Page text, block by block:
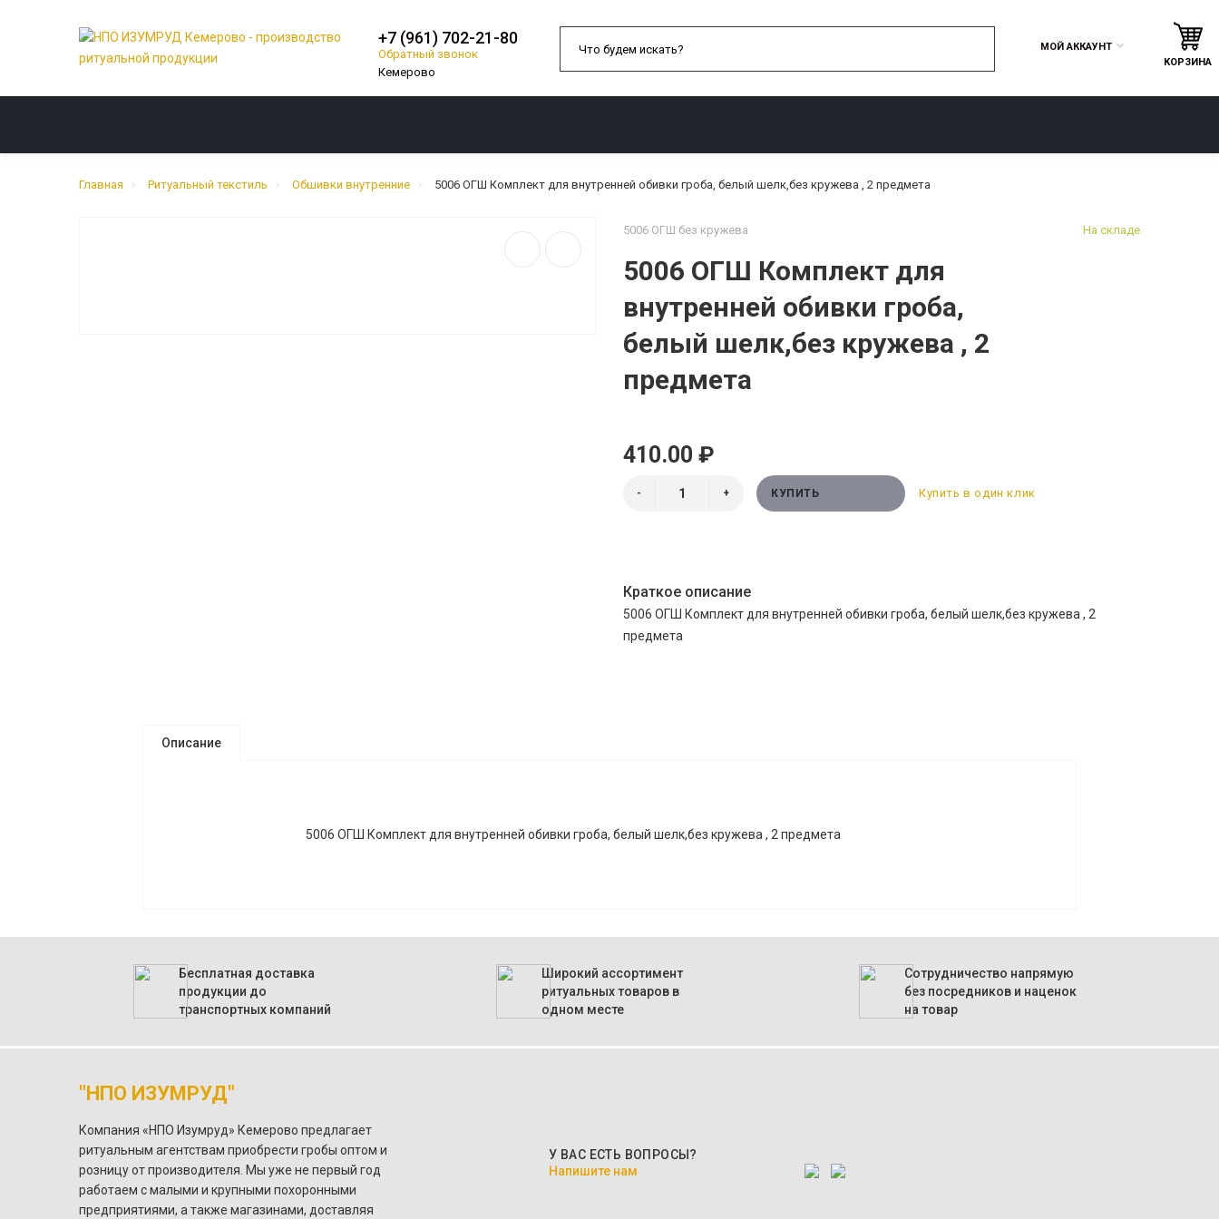
+7 (961) 702-21-80
Обратный звонок
МОЙ АККАУНТ
КОРЗИНА
Главная Ритуальный текстиль Обшивки внутренние 5006 ОГШ Комплект для внутренней обивки гроба, белый шелк,без кружева , 2 предмета
5006 ОГШ без кружева
5006 ОГШ Комплект для
внутренней обивки гроба,
белый шелк,без кружева , 2
предмета
На складе
410.00 ₽
- + КУПИТЬ Купить в один клик
Краткое описание
5006 ОГШ Комплект для внутренней обивки гроба, белый шелк,без кружева , 2
предмета
Описание
5006 ОГШ Комплект для внутренней обивки гроба, белый шелк,без кружева , 2 предмета
Бесплатная доставка
продукции до
транспортных компаний
Широкий ассортимент
ритуальных товаров в
одном месте
Сотрудничество напрямую
без посредников и наценок
на товар
"НПО ИЗУМРУД"
Компания «НПО Изумруд» Кемерово предлагает
ритуальным агентствам приобрести гробы оптом и
розницу от производителя. Мы уже не первый год
работаем с малыми и крупными похоронными
предприятиями, а также магазинами, доставляя
У ВАС ЕСТЬ ВОПРОСЫ?
Напишите нам